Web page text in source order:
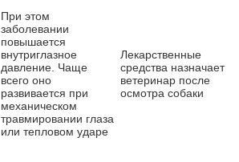
При этом
заболевании
повышается
внутриглазное
давление. Чаще
всего оно
развивается при
механическом
травмировании глаза
или тепловом ударе
Лекарственные
средства назначает
ветеринар после
осмотра собаки